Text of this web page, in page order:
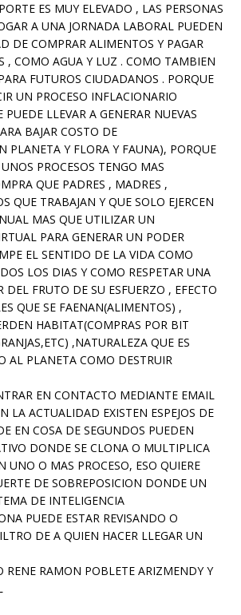
ES MUY ELEVADO , LAS PERSONAS
A UNA JORNADA LABORAL PUEDEN
DE COMPRAR ALIMENTOS Y PAGAR
, COMO AGUA Y LUZ . COMO TAMBIEN
FUTUROS CIUDADANOS . PORQUE
UN PROCESO INFLACIONARIO
LLEVAR A GENERAR NUEVAS
BAJAR COSTO DE
PLANETA Y FLORA Y FAUNA), PORQUE
PROCESOS TENGO MAS
QUE PADRES , MADRES ,
QUE TRABAJAN Y QUE SOLO EJERCEN
MAS QUE UTILIZAR UN
PARA GENERAR UN PODER
EL SENTIDO DE LA VIDA COMO
LOS DIAS Y COMO RESPETAR UNA
DEL FRUTO DE SU ESFUERZO , EFECTO
QUE SE FAENAN(ALIMENTOS) ,
HABITAT(COMPRAS POR BIT
,NATURALEZA QUE ES
AL PLANETA COMO DESTRUIR
EN CONTACTO MEDIANTE EMAIL
LA ACTUALIDAD EXISTEN ESPEJOS DE
EN COSA DE SEGUNDOS PUEDEN
DONDE SE CLONA O MULTIPLICA
UNO O MAS PROCESO, ESO QUIERE
DE SOBREPOSICION DONDE UN
DE INTELIGENCIA
PUEDE ESTAR REVISANDO O
DE A QUIEN HACER LLEGAR UN
RENE RAMON POBLETE ARIZMENDY Y